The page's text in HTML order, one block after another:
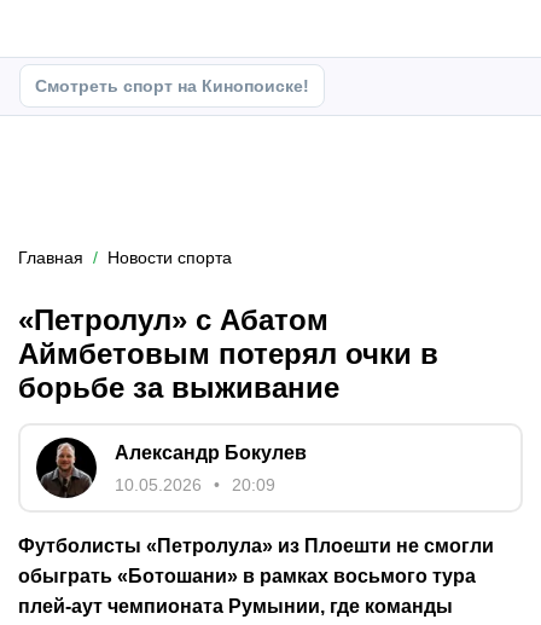
Смотреть спорт на Кинопоиске!
Главная Новости спорта
«Петролул» с Абатом
Аймбетовым потерял очки в
борьбе за выживание
Александр Бокулев
10.05.2026 20:09
Футболисты «Петролула» из Плоешти не смогли
обыграть «Ботошани» в рамках восьмого тура
плей-аут чемпионата Румынии, где команды